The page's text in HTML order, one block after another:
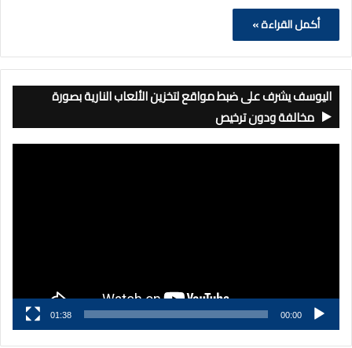
أكمل القراءة »
اليوسف يشرف على ضبط مواقع لتخزين الألعاب النارية بصورة
مخالفة ودون ترخيص
00:00
01:38